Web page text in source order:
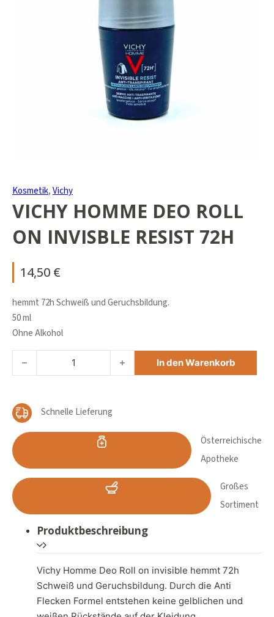
Kosmetik,Vichy
VICHY HOMME DEO ROLL
ON INVISBLE RESIST 72H
14,50 €
hemmt 72h Schweiß und Geruchsbildung.
50 ml
Ohne Alkohol
VICHY HOMME DEO ROLL ON INVISBLE RESIST 72H Menge
In den Warenkorb
Schnelle Lieferung
Österreichische
Apotheke
Großes
Sortiment
Produktbeschreibung
Vichy Homme Deo Roll on invisible hemmt 72h
Schweiß und Geruchsbildung. Durch die Anti
Flecken Formel entstehen keine gelblichen und